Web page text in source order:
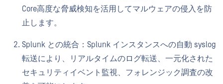
Core高度な脅威検知を活用してマルウェアの侵入を防
止します。
Splunk との統合：Splunk インスタンスへの自動 syslog
転送により、リアルタイムのログ転送、一元化された
セキュリティイベント監視、フォレンジック調査の改